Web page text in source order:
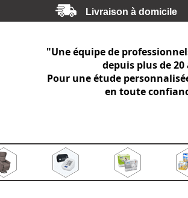
Livraison à domicile
"Une équipe de
depuis plus de 20
Pour une étude
en toute